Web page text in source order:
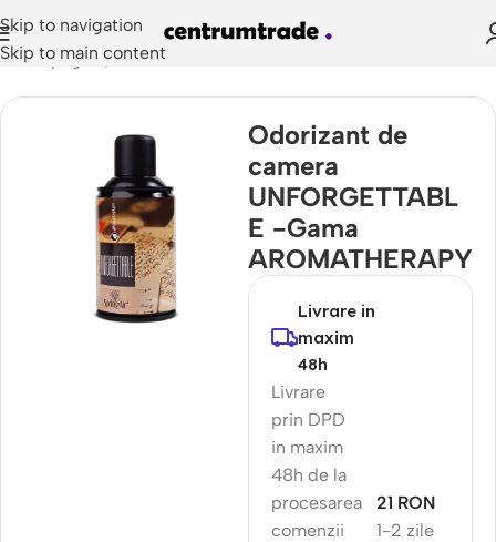
Skip to navigation
Skip to main content
Prima pagină/Doze Odorizante
Odorizant de
camera
UNFORGETTABL
E -Gama
AROMATHERAPY
Livrare in
maxim
48h
Livrare
prin DPD
in maxim
48h de la
procesarea
comenzii
1-2 zile
21 RON